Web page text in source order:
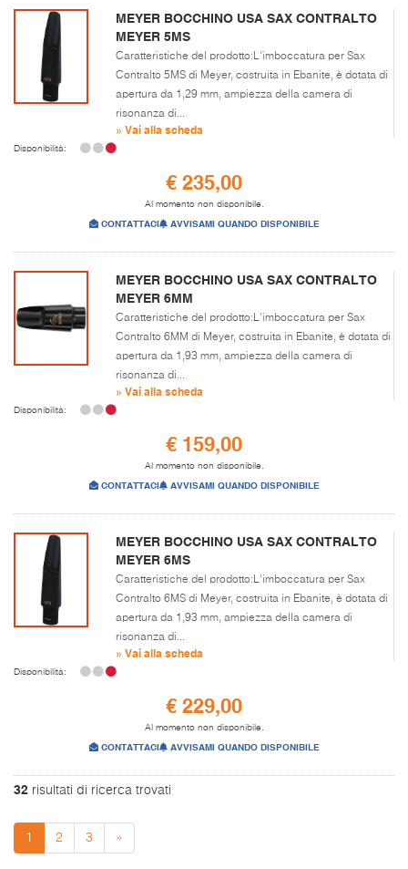
MEYER BOCCHINO USA SAX CONTRALTO
MEYER 5MS
Caratteristiche del prodotto:L'imboccatura per Sax
Contralto 5MS di Meyer, costruita in Ebanite, è dotata di
apertura da 1,29 mm, ampiezza della camera di
risonanza di...
» Vai alla scheda
Disponibilità:
€ 235,00
Al momento non disponibile.
CONTATTACI AVVISAMI QUANDO DISPONIBILE
MEYER BOCCHINO USA SAX CONTRALTO
MEYER 6MM
Caratteristiche del prodotto:L'imboccatura per Sax
Contralto 6MM di Meyer, costruita in Ebanite, è dotata di
apertura da 1,93 mm, ampiezza della camera di
risonanza di...
» Vai alla scheda
Disponibilità:
€ 159,00
Al momento non disponibile.
CONTATTACI AVVISAMI QUANDO DISPONIBILE
MEYER BOCCHINO USA SAX CONTRALTO
MEYER 6MS
Caratteristiche del prodotto:L'imboccatura per Sax
Contralto 6MS di Meyer, costruita in Ebanite, è dotata di
apertura da 1,93 mm, ampiezza della camera di
risonanza di...
» Vai alla scheda
Disponibilità:
€ 229,00
Al momento non disponibile.
CONTATTACI AVVISAMI QUANDO DISPONIBILE
32 risultati di ricerca trovati
1 2 3 »